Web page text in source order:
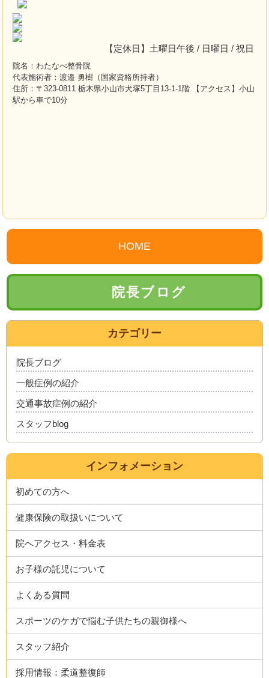
【定休日】土曜日午後 / 日曜日 / 祝日
院名：わたなべ整骨院
代表施術者：渡邉 勇樹（国家資格所持者）
住所：〒323-0811 栃木県小山市犬塚5丁目13-1-1階 【アクセス】小山
駅から車で10分
HOME
院長ブログ
カテゴリー
院長ブログ
一般症例の紹介
交通事故症例の紹介
スタッフblog
インフォメーション
初めての方へ
健康保険の取扱いについて
院へアクセス・料金表
お子様の託児について
よくある質問
スポーツのケガで悩む子供たちの親御様へ
スタッフ紹介
採用情報：柔道整復師